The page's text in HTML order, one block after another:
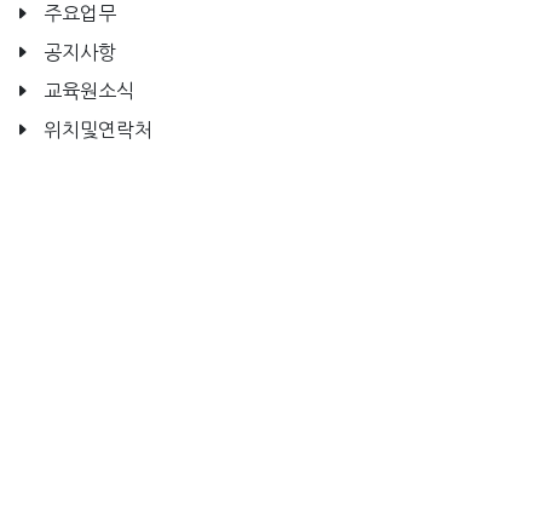
주요업무
공지사항
교육원소식
위치및연락처